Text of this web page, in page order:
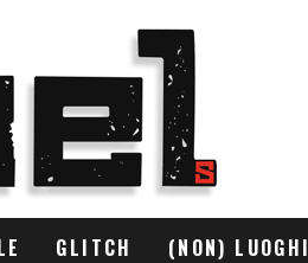
GLITCH (NON) LUOGHI